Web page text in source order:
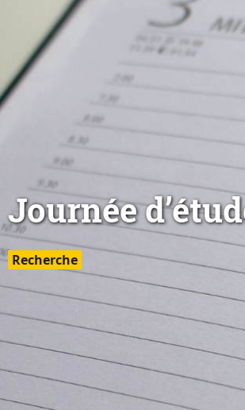
Journée
Recherche